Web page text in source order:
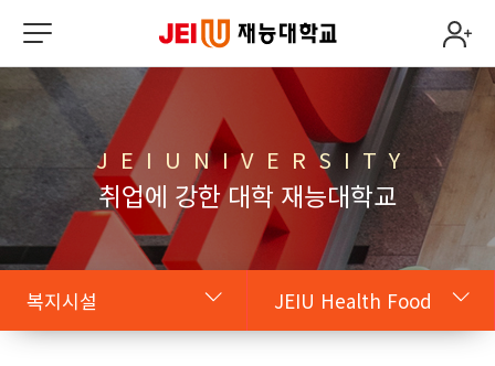
J E I U N I V E R S I T Y
취업에 강한 대학 재능대학교
복지시설 JEIU Health Food